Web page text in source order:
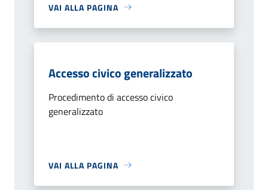
VAI ALLA PAGINA
Accesso civico generalizzato
Procedimento di accesso civico
generalizzato
VAI ALLA PAGINA